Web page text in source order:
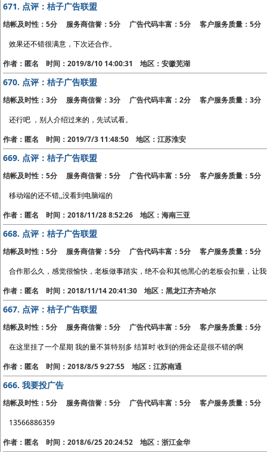
671. 点评：桔子广告联盟
结帐及时性：5分 服务商信誉：5分 广告代码丰富：5分 客户服务质量：5分
效果还不错很满意，下次还合作。
作者：匿名 时间：2019/8/10 14:00:31 地区：安徽芜湖
670. 点评：桔子广告联盟
结帐及时性：3分 服务商信誉：3分 广告代码丰富：2分 客户服务质量：3分
还行吧 ，别人介绍过来的，先试试看。
作者：匿名 时间：2019/7/3 11:48:50 地区：江苏淮安
669. 点评：桔子广告联盟
结帐及时性：5分 服务商信誉：5分 广告代码丰富：5分 客户服务质量：5分
移动端的还不错,,没看到电脑端的
作者：匿名 时间：2018/11/28 8:52:26 地区：海南三亚
668. 点评：桔子广告联盟
结帐及时性：5分 服务商信誉：5分 广告代码丰富：5分 客户服务质量：5分
合作那么久，感觉很愉快，老板做事踏实，绝不会和其他黑心的老板会扣量，让
作者：匿名 时间：2018/11/14 20:41:30 地区：黑龙江齐齐哈尔
667. 点评：桔子广告联盟
结帐及时性：5分 服务商信誉：5分 广告代码丰富：5分 客户服务质量：5分
在这里挂了一个星期 我的量不算特别多 结算时 收到的佣金还是很不错的啊
作者：匿名 时间：2018/8/5 9:27:55 地区：江苏南通
666.我要投广告
结帐及时性：5分 服务商信誉：5分 广告代码丰富：5分 客户服务质量：5分
13566886359
作者：匿名 时间：2018/6/25 20:24:52 地区：浙江金华